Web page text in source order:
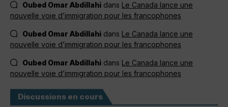
Oubed Omar Abdillahi dans Le Canada lance une
nouvelle voie d’immigration pour les francophones
Oubed Omar Abdillahi dans Le Canada lance une
nouvelle voie d’immigration pour les francophones
Oubed Omar Abdillahi dans Le Canada lance une
nouvelle voie d’immigration pour les francophones
Discussions en cours